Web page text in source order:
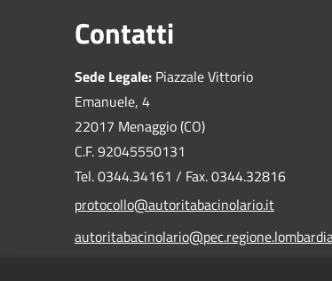
Contatti
Sede Legale: Piazzale Vittorio
Emanuele, 4
22017 Menaggio (CO)
C.F. 92045550131
Tel. 0344.34161 / Fax. 0344.32816
protocollo@autoritabacinolario.it